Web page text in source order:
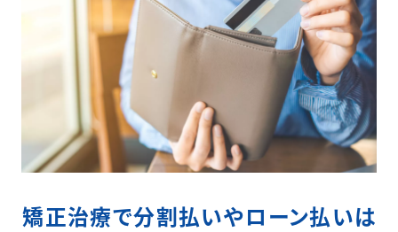
︎矯正治療で分割払いやローン払いは